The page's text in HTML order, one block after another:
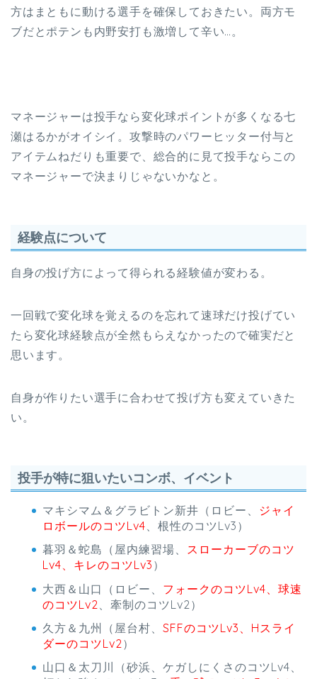
方はまともに動ける選手を確保しておきたい。両方モ
ブだとポテンも内野安打も激増して辛い…。
マネージャーは投手なら変化球ポイントが多くなる七
瀬はるかがオイシイ。攻撃時のパワーヒッター付与と
アイテムねだりも重要で、総合的に見て投手ならこの
マネージャーで決まりじゃないかなと。
経験点について
自身の投げ方によって得られる経験値が変わる。
一回戦で変化球を覚えるのを忘れて速球だけ投げてい
たら変化球経験点が全然もらえなかったので確実だと
思います。
自身が作りたい選手に合わせて投げ方も変えていきた
い。
投手が特に狙いたいコンボ、イベント
マキシマム＆グラビトン新井（ロビー、 ジャイ
ロボールのコツLv4、根性のコツLv3）
暮羽＆蛇島（屋内練習場、 スローカーブのコツ
Lv4、キレのコツLv3 ）
大西＆山口（ロビー、 フォークのコツLv4、球速
のコツLv2 、牽制のコツLv2）
久方＆九州（屋台村、 SFFのコツLv3、Hスライ
ダーのコツLv2 ）
山口＆太刀川（砂浜、ケガしにくさのコツLv4、